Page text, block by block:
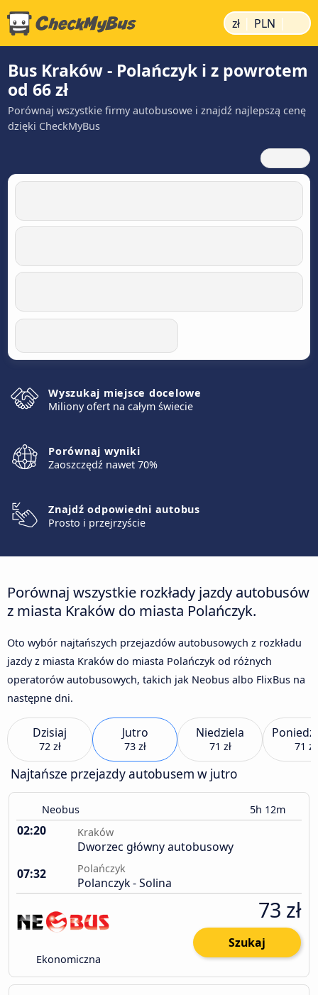
zł | PLN |
Bus Kraków - Polańczyk i z powrotem
od 66 zł
Porównaj wszystkie firmy autobusowe i znajdź najlepszą cenę
dzięki CheckMyBus
Wyszukaj miejsce docelowe
Miliony ofert na całym świecie
Porównaj wyniki
Zaoszczędź nawet 70%
Znajdź odpowiedni autobus
Prosto i przejrzyście
Porównaj wszystkie rozkłady jazdy autobusów
z miasta Kraków do miasta Polańczyk.
Oto wybór najtańszych przejazdów autobusowych z rozkładu
jazdy z miasta Kraków do miasta Polańczyk od różnych
operatorów autobusowych, takich jak Neobus albo FlixBus na
następne dni.
Dzisiaj
72 zł
Jutro
73 zł
Niedziela
71 zł 71 zł
Najtańsze przejazdy autobusem w jutro
Neobus 5h 12m
02:20 Kraków
Dworzec główny autobusowy
07:32
Polańczyk
Polanczyk - Solina
Ekonomiczna
73 zł
Szukaj